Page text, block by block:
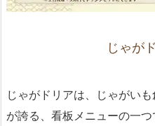
じゃが
じゃがドリアは、じゃがい
が誇る、看板メニューの一